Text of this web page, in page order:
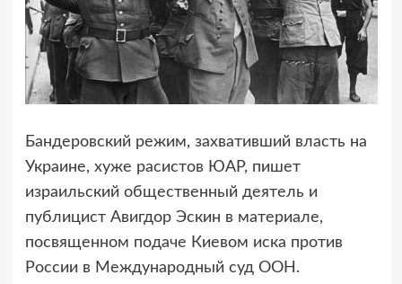
Бандеровский режим, захвативший власть на
Украине, хуже расистов ЮАР, пишет
израильский общественный деятель и
публицист Авигдор Эскин в материале,
посвященном подаче Киевом иска против
России в Международный суд ООН.